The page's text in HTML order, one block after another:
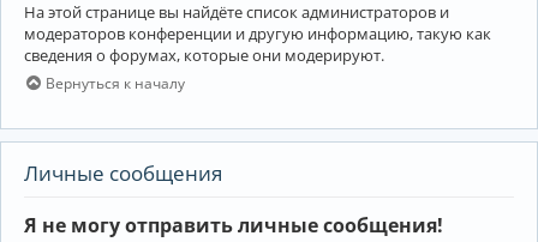
На этой странице вы найдёте список администраторов и
модераторов конференции и другую информацию, такую как
сведения о форумах, которые они модерируют.
Вернуться к началу
Личные сообщения
Я не могу отправить личные сообщения!